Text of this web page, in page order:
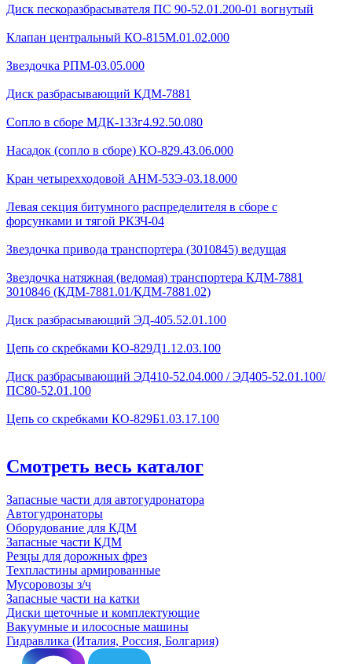
Диск пескоразбрасывателя ПС 90-52.01.200-01 вогнутый
Клапан центральный КО-815М.01.02.000
Звездочка РПМ-03.05.000
Диск разбрасывающий КДМ-7881
Сопло в сборе МДК-133г4.92.50.080
Насадок (сопло в сборе) КО-829.43.06.000
Кран четырехходовой AHМ-53Э-03.18.000
Левая секция битумного распределителя в сборе с
форсунками и тягой РКЗЧ-04
Звездочка привода транспортера (3010845) ведущая
Звездочка натяжная (ведомая) транспортера КДМ-7881
3010846 (КДМ-7881.01/КДМ-7881.02)
Диск разбрасывающий ЭД-405.52.01.100
Цепь со скребками КО-829Д1.12.03.100
Диск разбрасывающий ЭД410-52.04.000 / ЭД405-52.01.100/
ПС80-52.01.100
Цепь со скребками КО-829Б1.03.17.100
Смотреть весь каталог
Запасные части для автогудронатора
Автогудронаторы
Оборудование для КДМ
Запасные части КДМ
Резцы для дорожных фрез
Техпластины армированные
Мусоровозы з/ч
Запасные части на катки
Диски щеточные и комплектующие
Вакуумные и илососные машины
Гидравлика (Италия, Россия, Болгария)